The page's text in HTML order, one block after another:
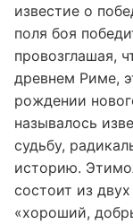
известие о
поля боя
провозглашая,
древнем Риме,
рождении
называлось
судьбу,
историю.
состоит из
«хороший,